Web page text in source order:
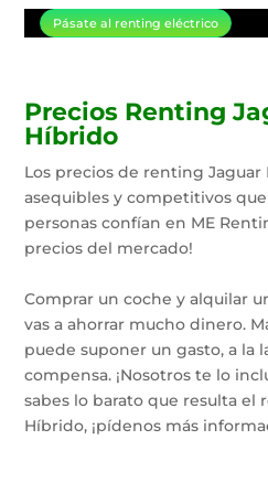
Pásate al renting eléctrico
Precios Renting
Híbrido
Los precios de renting Jaguar
asequibles y competitivos
personas confían en ME
precios del mercado!
Comprar un coche y alquilar
vas a ahorrar mucho dinero.
puede suponer un gasto, a la
compensa. ¡Nosotros te lo
sabes lo barato que resulta el
Híbrido, ¡pídenos más